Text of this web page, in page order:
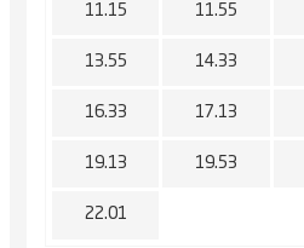
11.15 11.55
13.55 14.33
16.33 17.13
19.13 19.53
22.01